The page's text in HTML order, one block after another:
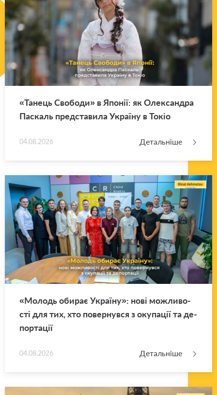
«Та­нець Сво­бо­ди» в Япо­нії: як Оле­ксан­дра
Па­скаль пред­ста­ви­ла Укра­ї­ну в Токіо
04.08.2026 Детальніше
«Мо­лодь оби­рає Укра­ї­ну»: нові мо­жли­во­
сті для тих, хто по­вер­нув­ся з оку­па­ції та де­
пор­та­ції
04.08.2026 Детальніше